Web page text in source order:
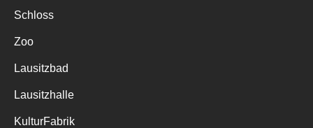
Schloss
Zoo
Lausitzbad
Lausitzhalle
KulturFabrik